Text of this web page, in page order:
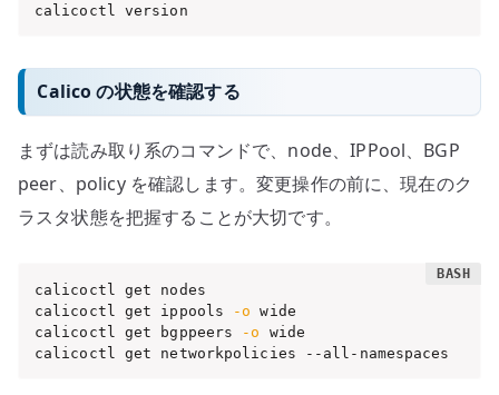
calicoctl version
Calico の状態を確認する
まずは読み取り系のコマンドで、node、IPPool、BGP
peer、policy を確認します。変更操作の前に、現在のク
ラスタ状態を把握することが大切です。
calicoctl get nodes
calicoctl get ippools
-o wide
calicoctl get bgppeers
-o wide
calicoctl get networkpolicies --all-namespaces